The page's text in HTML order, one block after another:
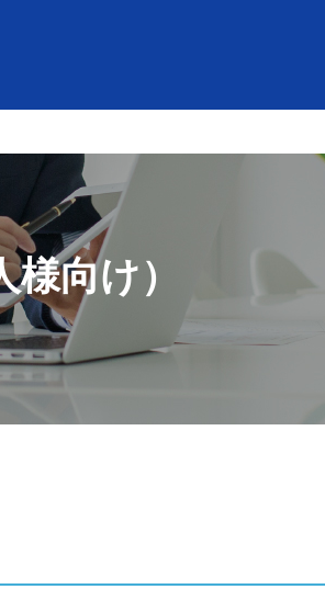
企業
向け）